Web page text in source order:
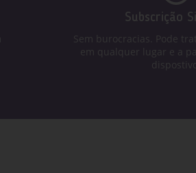
Subscrição
Sem burocracias. Pode
em qualquer lugar e a